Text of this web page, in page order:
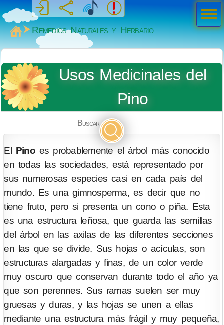
MiSabueso
Remedios Naturales y Herbario
Usos Medicinales del
Pino
Buscar
El Pinoes probablemente el árbol más conocido
en todas las sociedades, está representado por
sus numerosas especies casi en cada país del
mundo. Es una gimnosperma, es decir que no
tiene fruto, pero si presenta un cono o piña. Esta
es una estructura leñosa, que guarda las semillas
del árbol en las axilas de las diferentes secciones
en las que se divide. Sus hojas o acículas, son
estructuras alargadas y finas, de un color verde
muy oscuro que conservan durante todo el año ya
que son perennes. Sus ramas suelen ser muy
gruesas y duras, y las hojas se unen a ellas
mediante una estructura más frágil y muy pequeña,
Men
ú